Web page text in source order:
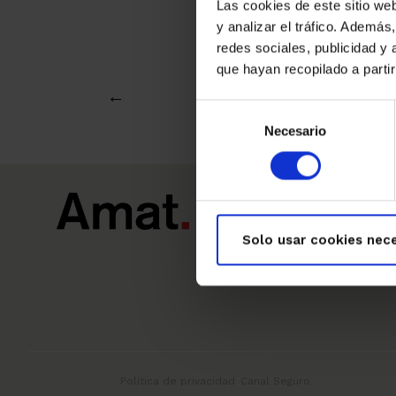
Las cookies de este sitio
y analizar el tráfico.
redes sociales, publicidad y
que hayan recopilado a
consentimiento
Necesario
Solo usar cookies
←
Sobre nosotros